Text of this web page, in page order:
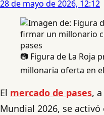
28 de mayo de 2026, 12:12
📷 Figura de La Roja
millonaria oferta en
El mercado de pases,
Mundial 2026, se